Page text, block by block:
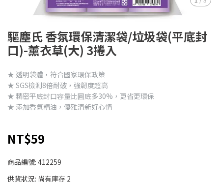
驅塵氏 香氛環保清潔袋/垃圾袋(平底封
口)-薰衣草(大) 3捲入
★ 透明袋體，符合國家環保政策
★ SGS檢測8倍耐破，強韌度超高
★ 精密平底封口容量比圓底多30%，更省更環保
★ 添加香氛精油，優雅清新好心情
NT$59
商品編號: 412259
供貨狀況: 尚有庫存 2